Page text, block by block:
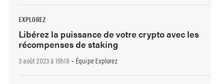
EXPLOREZ
Libérez la puissance de votre crypto avec les
récompenses de staking
3 août 2023 à 15h18- Équipe Explorez